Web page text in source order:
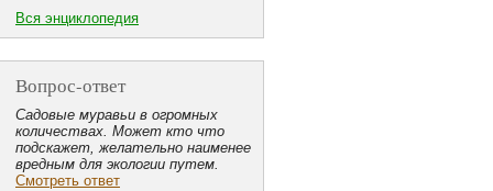
Вся энциклопедия
Вопрос-ответ
Садовые муравьи в огромных
количествах. Может кто что
подскажет, желательно наименее
вредным для экологии путем.
Смотреть ответ